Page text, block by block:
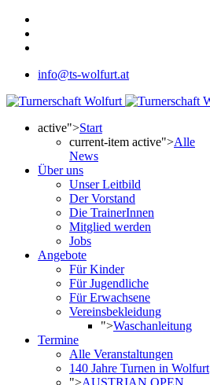
info@ts-wolfurt.at
active">Start
current-item active">Alle
News
Über uns
Unser Leitbild
Der Vorstand
Die TrainerInnen
Mitglied werden
Jobs
Angebote
Für Kinder
Für Jugendliche
Für Erwachsene
Vereinsbekleidung
">Waschanleitung
Termine
Alle Veranstaltungen
140 Jahre Turnen in Wolfurt
">AUSTRIAN OPEN